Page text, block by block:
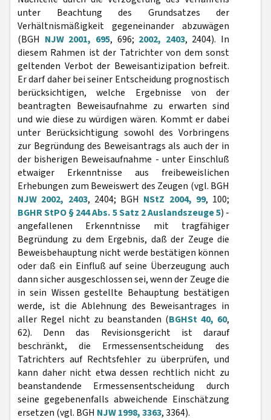
unter Beachtung des Grundsatzes der
Verhältnismäßigkeit gegeneinander abzuwägen
(BGH NJW 2001, 695, 696; 2002, 2403, 2404). In
diesem Rahmen ist der Tatrichter von dem sonst
geltenden Verbot der Beweisantizipation befreit.
Er darf daher bei seiner Entscheidung prognostisch
berücksichtigen, welche Ergebnisse von der
beantragten Beweisaufnahme zu erwarten sind
und wie diese zu würdigen wären. Kommt er dabei
unter Berücksichtigung sowohl des Vorbringens
zur Begründung des Beweisantrags als auch der in
der bisherigen Beweisaufnahme - unter Einschluß
etwaiger Erkenntnisse aus freibeweislichen
Erhebungen zum Beweiswert des Zeugen (vgl. BGH
NJW 2002, 2403, 2404; BGH NStZ 2004, 99, 100;
BGHR StPO § 244 Abs. 5 Satz 2 Auslandszeuge 5) -
angefallenen Erkenntnisse mit tragfähiger
Begründung zu dem Ergebnis, daß der Zeuge die
Beweisbehauptung nicht werde bestätigen können
oder daß ein Einfluß auf seine Überzeugung auch
dann sicher ausgeschlossen sei, wenn der Zeuge die
in sein Wissen gestellte Behauptung bestätigen
werde, ist die Ablehnung des Beweisantrages in
aller Regel nicht zu beanstanden (BGHSt 40, 60,
62). Denn das Revisionsgericht ist darauf
beschränkt, die Ermessensentscheidung des
Tatrichters auf Rechtsfehler zu überprüfen, und
kann daher nicht etwa dessen rechtlich nicht zu
beanstandende Ermessensentscheidung durch
seine gegebenenfalls abweichende Einschätzung
ersetzen (vgl. BGH NJW 1998, 3363, 3364).